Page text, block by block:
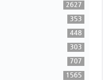
2627
353
448
303
707
1565